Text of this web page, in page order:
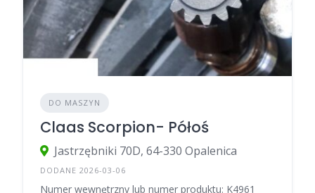
DO MASZYN
Claas Scorpion- Półoś
Jastrzębniki 70D, 64-330 Opalenica
DODANE 2026-03-06
Numer wewnętrzny lub numer produktu: K4961